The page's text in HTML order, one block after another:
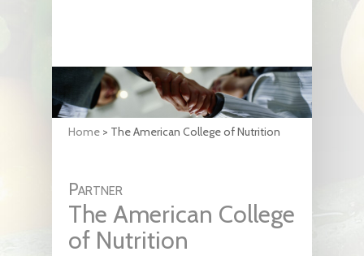
Home > The American College of Nutrition
Partner
The American College
of Nutrition